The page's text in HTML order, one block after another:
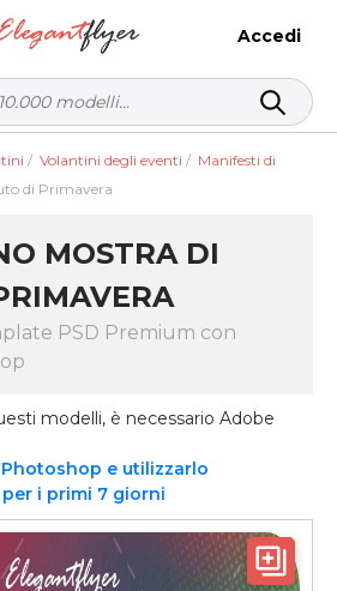
Accedi
/ Volantini degli eventi / Manifesti di
di Primavera
MOSTRA DI
PSD Premium con
modelli, è necessario Adobe
e utilizzarlo
i primi 7 giorni